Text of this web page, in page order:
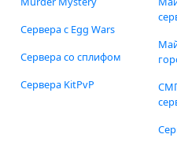
Сервера с Egg Wars
Сервера со сплифом
Сервера KitPvP